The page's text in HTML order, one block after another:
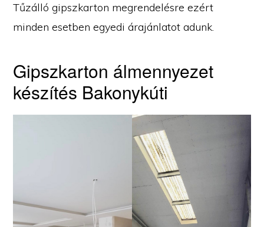
Tűzálló gipszkarton megrendelésre ezért
minden esetben egyedi árajánlatot adunk.
Gipszkarton álmennyezet
készítés Bakonykúti